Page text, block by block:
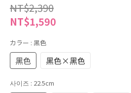
NT$2,390
NT$1,590
カラー : 黑色
黑色 黑色×黑色
사이즈 : 22.5cm